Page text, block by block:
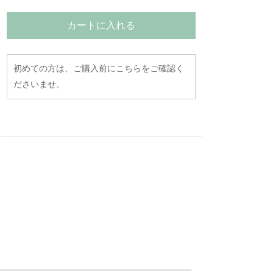
カートに入れる
初めての方は、ご購入前にこちらをご確認く
ださいませ。